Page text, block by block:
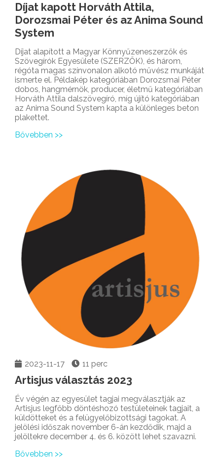
Díjat kapott Horváth Attila,
Dorozsmai Péter és az Anima Sound
System
Díjat alapított a Magyar Könnyűzeneszerzők és
Szövegírók Egyesülete (SZERZŐK), és három,
régóta magas színvonalon alkotó művész munkáját
ismerte el. Példakép kategóriában Dorozsmai Péter
dobos, hangmérnök, producer, életmű kategóriában
Horváth Attila dalszövegíró, míg újító kategóriában
az Anima Sound System kapta a különleges beton
plakettet.
Bővebben >>
2023-11-17 11 perc
Artisjus választás 2023
Év végén az egyesület tagjai megválasztják az
Artisjus legfőbb döntéshozó testületeinek tagjait, a
küldötteket és a felügyelőbizottsági tagokat. A
jelölési időszak november 6-án kezdődik, majd a
jelöltekre december 4. és 6. között lehet szavazni.
Bővebben >>